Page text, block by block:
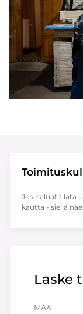
Laske
MAA
Jos haluat tilata
kautta - siellä